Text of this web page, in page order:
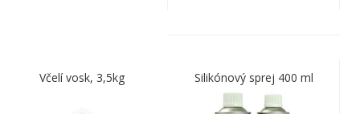
Včelí vosk, 3,5kg Silikónový sprej 400 ml